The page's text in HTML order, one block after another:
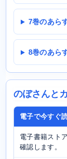
7巻のあら
8巻のあら
のぼさんと
電子で今すぐ
電子書籍スト
確認します。